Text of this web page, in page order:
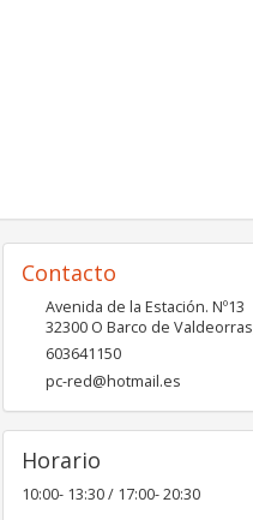
Contacto
Avenida de la Estación. Nº13
32300 O Barco de Valdeorras
603641150
pc-red@hotmail.es
Horario
10:00- 13:30 / 17:00- 20:30